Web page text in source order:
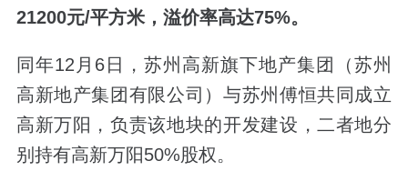
21200元/平方米，溢价率高达75%。
同年12月6日，苏州高新旗下地产集团（苏州
高新地产集团有限公司）与苏州傅恒共同成立
高新万阳，负责该地块的开发建设，二者地分
别持有高新万阳50%股权。